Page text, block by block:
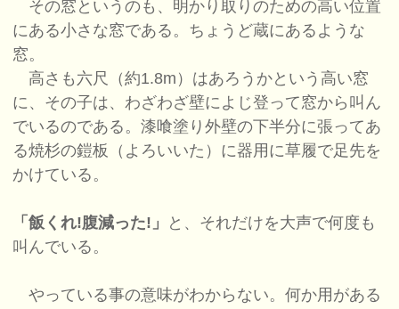
その窓というのも、明かり取りのための高い位置
にある小さな窓である。ちょうど蔵にあるような
窓。
高さも六尺（約1.8m）はあろうかという高い窓
に、その子は、わざわざ壁によじ登って窓から叫ん
でいるのである。漆喰塗り外壁の下半分に張ってあ
る焼杉の鎧板（よろいいた）に器用に草履で足先を
かけている。
「飯くれ!腹減った!」
と、それだけを大声で何度も
叫んでいる。
やっている事の意味がわからない。何か用がある